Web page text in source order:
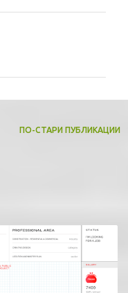
ПО-СТАРИ ПУБЛИКАЦИИ